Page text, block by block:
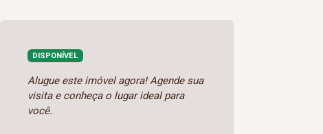
DISPONÍVEL
Alugue este imóvel agora! Agende sua
visita e conheça o lugar ideal para
você.